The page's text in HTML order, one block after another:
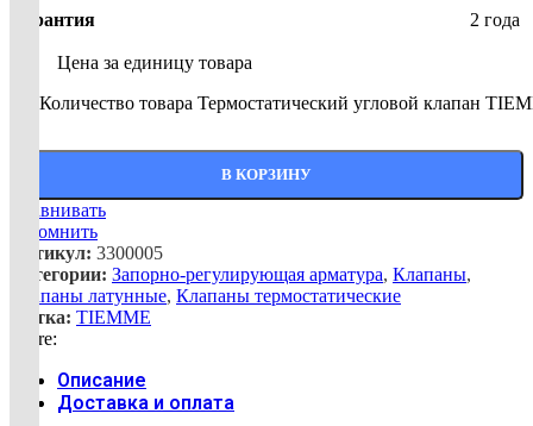
Гарантия 2 года
Цена за единицу товара
Количество товара Термостатический угловой клапан
В КОРЗИНУ
Сравнивать
Запомнить
Артикул: 3300005
Категории: Запорно-регулирующая арматура, Клапаны,
Клапаны латунные, Клапаны термостатические
Метка: TIEMME
Share:
Описание
Доставка и оплата